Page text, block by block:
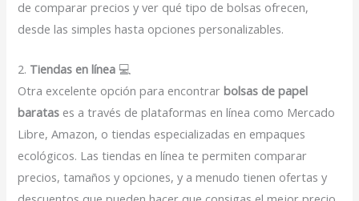
de comparar precios y ver qué tipo de bolsas ofrecen,
desde las simples hasta opciones personalizables.
2. Tiendas en línea 💻
Otra excelente opción para encontrarbolsas de papel
baratas es a través de plataformas en línea como Mercado
Libre, Amazon, o tiendas especializadas en empaques
ecológicos. Las tiendas en línea te permiten comparar
precios, tamaños y opciones, y a menudo tienen ofertas y